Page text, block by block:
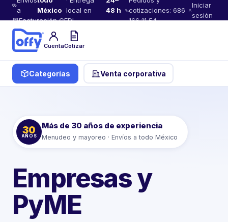
a
México local en
48 h
Facturación CFDI
cotizaciones: 686
166 11 54
Iniciar
sesión
CuentaCotizar
Categorías Venta corporativa
30
AÑOS
Más de 30 años de experiencia
Menudeo y mayoreo · Envíos a todo México
Empresas y
PyME